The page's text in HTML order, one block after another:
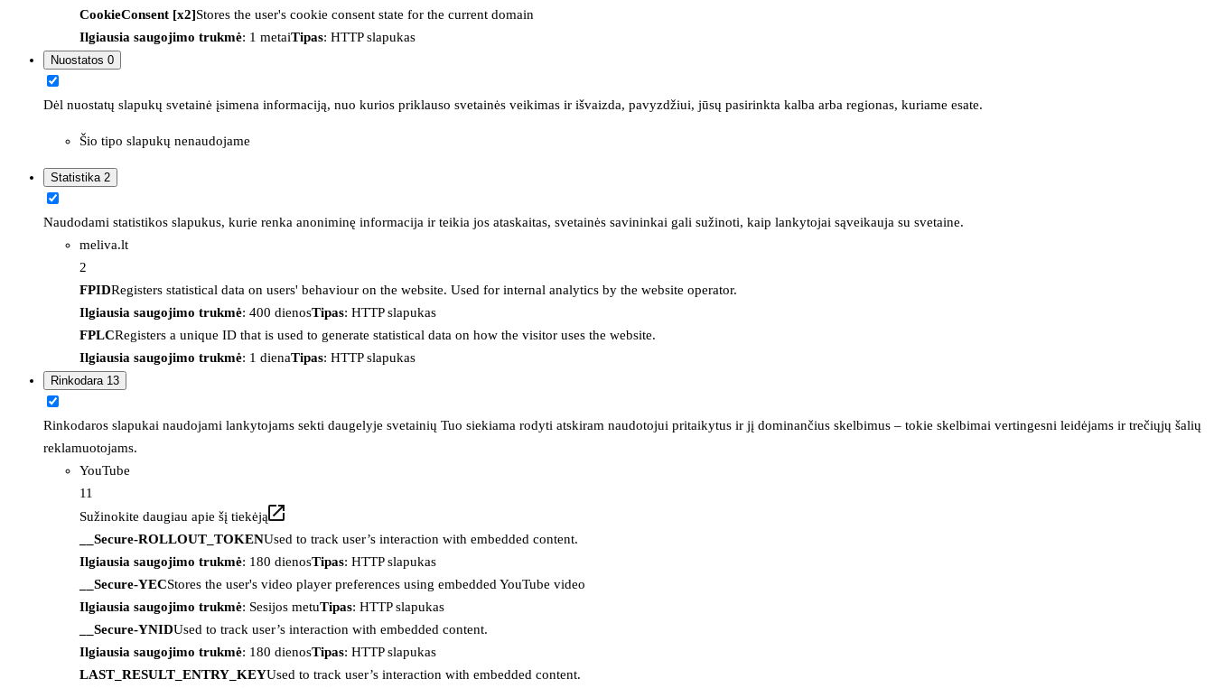
CookieConsent [x2]Stores the user's cookie consent state for the current domain
Ilgiausia saugojimo trukmė: 1 metaiTipas: HTTP slapukas
Nuostatos 0
Dėl nuostatų slapukų svetainė įsimena informaciją, nuo kurios priklauso svetainės veikimas ir išvaizda, pavyzdžiui, jūsų pasirinkta kalba arba regionas, kuriame esate.
Šio tipo slapukų nenaudojame
Statistika 2
Naudodami statistikos slapukus, kurie renka anoniminę informacija ir teikia jos ataskaitas, svetainės savininkai gali sužinoti, kaip lankytojai sąveikauja su svetaine.
meliva.lt
2
FPIDRegisters statistical data on users' behaviour on the website. Used for internal analytics by the website operator.
Ilgiausia saugojimo trukmė: 400 dienosTipas: HTTP slapukas
FPLCRegisters a unique ID that is used to generate statistical data on how the visitor uses the website.
Ilgiausia saugojimo trukmė: 1 dienaTipas: HTTP slapukas
Rinkodara 13
Rinkodaros slapukai naudojami lankytojams sekti daugelyje svetainių Tuo siekiama rodyti atskiram naudotojui pritaikytus ir jį dominančius skelbimus – tokie skelbimai vertingesni leidėjams ir trečiųjų šalių
reklamuotojams.
YouTube
11
Sužinokite daugiau apie šį tiekėją
__Secure-ROLLOUT_TOKENUsed to track user’s interaction with embedded content.
Ilgiausia saugojimo trukmė: 180 dienosTipas: HTTP slapukas
__Secure-YECStores the user's video player preferences using embedded YouTube video
Ilgiausia saugojimo trukmė: Sesijos metuTipas: HTTP slapukas
__Secure-YNIDUsed to track user’s interaction with embedded content.
Ilgiausia saugojimo trukmė: 180 dienosTipas: HTTP slapukas
LAST_RESULT_ENTRY_KEYUsed to track user’s interaction with embedded content.